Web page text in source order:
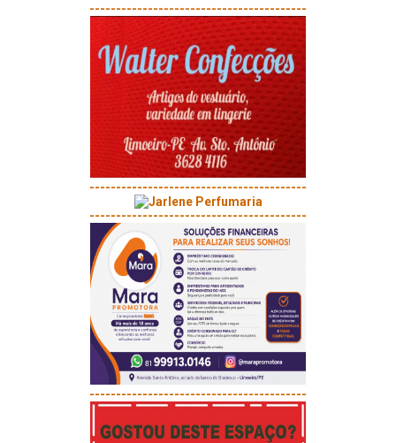
-----------------------------------------
-----------------------------------------
-----------------------------------------
-----------------------------------------